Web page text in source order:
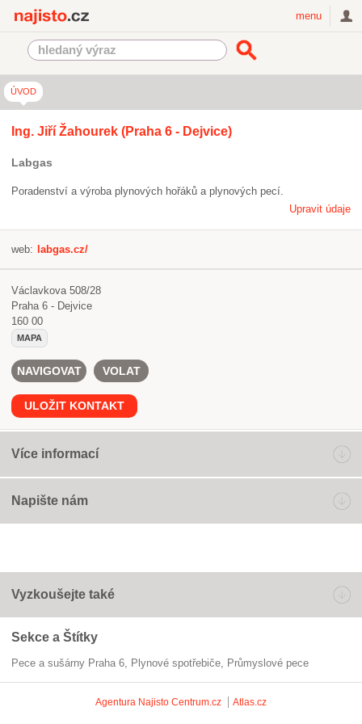
menu
ÚVOD
Ing. Jiří Žahourek (Praha 6 - Dejvice)
Labgas
Poradenství a výroba plynových hořáků a plynových pecí.
Upravit údaje
web: labgas.cz/
Václavkova 508/28
Praha 6 - Dejvice
160 00
MAPA
NAVIGOVAT VOLAT
ULOŽIT KONTAKT
Více informací
Napište nám
Vyzkoušejte také
Sekce a Štítky
Pece a sušárny Praha 6 plynové spotřebiče průmyslové pece
Agentura Najisto Centrum.cz Atlas.cz